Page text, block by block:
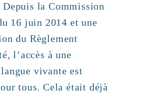
Depuis la Commission
16 juin 2014 et une
du Règlement
l’accès à une
vivante est
tous. Cela était déjà